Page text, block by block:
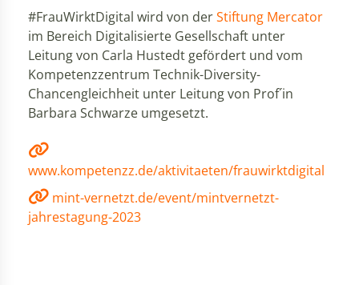
#FrauWirktDigital wird von derStiftung Mercator
im Bereich Digitalisierte Gesellschaft unter
Leitung von Carla Hustedt gefördert und vom
Kompetenzzentrum Technik-Diversity-
Chancengleichheit unter Leitung von Prof´in
Barbara Schwarze umgesetzt.
www.kompetenzz.de/aktivitaeten/frauwirktdigital
mint-vernetzt.de/event/mintvernetzt-
jahrestagung-2023